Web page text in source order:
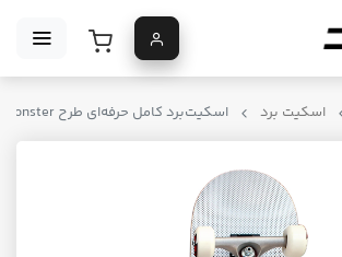
اسکیت برد اسکیت‌برد کامل حرفه‌ای طرح Toy Machine Hell Monster